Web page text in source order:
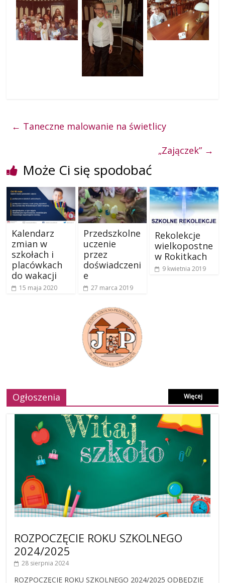
← Taneczne malowanie na świetlicy
„Zajączek” →
Może Ci się spodobać
Kalendarz
zmian w
szkołach i
placówkach
do wakacji
15 maja 2020
Przedszkolne
uczenie
przez
doświadczeni
e
27 marca 2019
Rekolekcje
wielkopostne
w Rokitkach
9 kwietnia 2019
Ogłoszenia Więcej
ROZPOCZĘCIE ROKU SZKOLNEGO
2024/2025
28 sierpnia 2024
ROZPOCZĘCIE ROKU SZKOLNEGO 2024/2025 ODBĘDZIE